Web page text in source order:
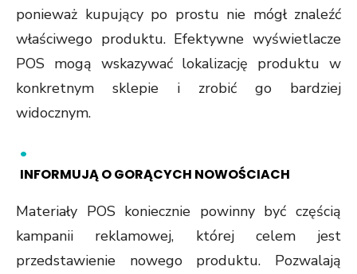
ponieważ kupujący po prostu nie mógł znaleźć
właściwego produktu. Efektywne wyświetlacze
POS mogą wskazywać lokalizację produktu w
konkretnym sklepie i zrobić go bardziej
widocznym.
INFORMUJĄ O GORĄCYCH NOWOŚCIACH
Materiały POS koniecznie powinny być częścią
kampanii reklamowej, której celem jest
przedstawienie nowego produktu. Pozwalają